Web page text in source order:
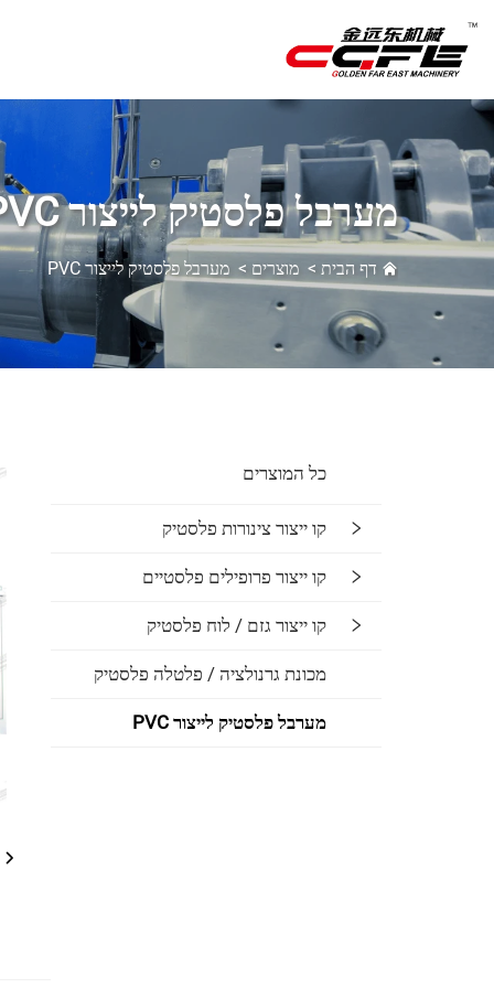
מערבל פלסטיק לייצור PVC
דף הבית > מוצרים > מערבל פלסטיק לייצור PVC
כל המוצרים
קו ייצור צינורות פלסטיק
קו ייצור פרופילים פלסטיים
קו ייצור גזם / לוח פלסטיק
מכונת גרנולציה / פלטלה פלסטיק
מערבל פלסטיק לייצור PVC